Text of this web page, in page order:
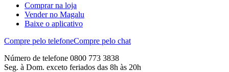
Comprar na loja
Vender no Magalu
Baixe o aplicativo
Compre pelo telefoneCompre pelo chat
Número de telefone 0800 773 3838
Seg. à Dom. exceto feriados das 8h às 20h